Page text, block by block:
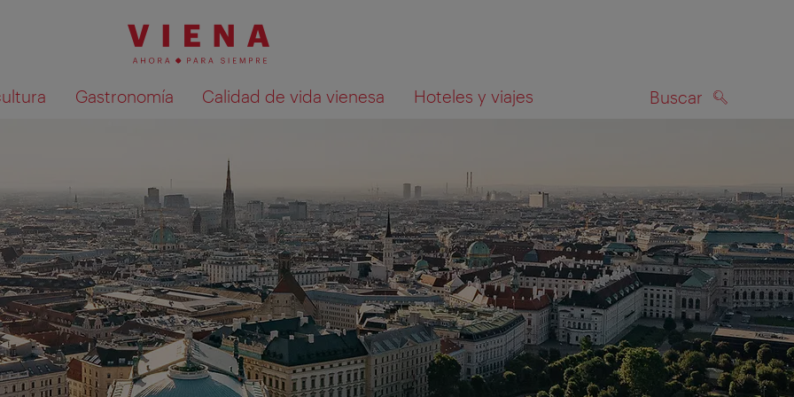
Gastronomía Calidad de vida vienesa Hoteles y viajes Buscar